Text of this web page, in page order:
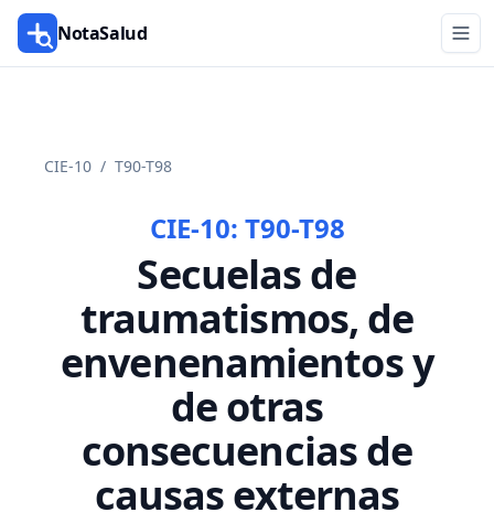
NotaSalud
CIE-10 / T90-T98
CIE-10: T90-T98
Secuelas de
traumatismos, de
envenenamientos y
de otras
consecuencias de
causas externas